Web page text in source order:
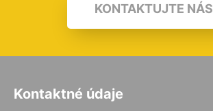
KONTAKTUJTE NÁS
Kontaktné údaje